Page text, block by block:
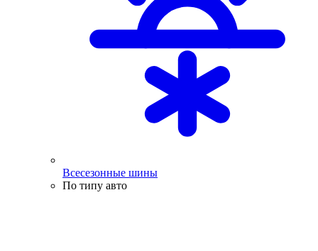
Всесезонные шины
По типу авто